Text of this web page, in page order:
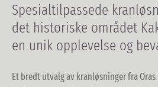
Spesialtilpassede
det historiske området
en unik opplevelse og
Et bredt utvalg av kranløsninger fra